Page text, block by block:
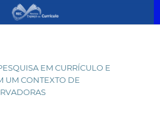
EM CURRÍCULO E
UM CONTEXTO DE